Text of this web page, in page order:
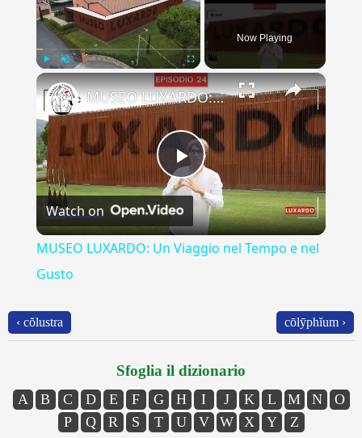
Fullscreen
Now Playing
×
Play
Video
MUSEO LUXARDO: Un Viaggio nel Tempo e nel Gusto
Watch on
MUSEO LUXARDO: Un Viaggio nel Tempo e nel
Gusto
‹ cŏlustra cōlȳphĭum ›
Sfoglia il dizionario
A B C D E F G H I J K L M N
O
P
Q R S T U V W X Y Z